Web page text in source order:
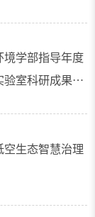
学部指导年度
室科研成果调
生态智慧治理